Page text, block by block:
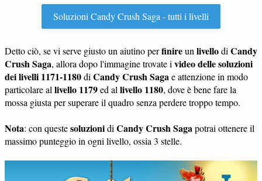
Soluzioni Candy Crush Saga - tutti i livelli
Detto ciò, se vi serve giusto un aiutino perfinireun livellodi Candy
Crush Saga, allora dopo l'immagine trovate i video delle soluzioni
dei livelli 1171-1180di Candy Crush Sagae attenzione in modo
particolare al livello 1179ed al livello 1180, dove è bene fare la
mossa giusta per superare il quadro senza perdere troppo tempo.
Nota: con questesoluzionidi Candy Crush Sagapotrai ottenere il
massimo punteggio in ogni livello, ossia 3 stelle.